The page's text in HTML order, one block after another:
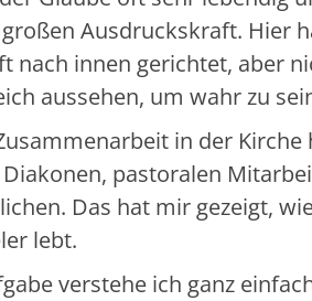
Ausdruckskraft. Hier
nach innen gerichtet, aber
aussehen, um wahr zu
in der
pastoralen
Das hat mir gezeigt,
lebt.
verstehe ich ganz